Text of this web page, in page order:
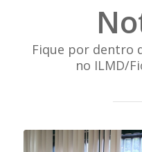
Fique por dentro
no ILMD/